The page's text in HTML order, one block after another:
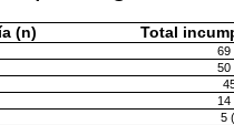
(n) Total
69
50
14
5